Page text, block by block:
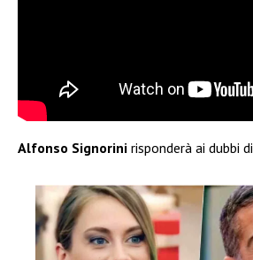
Alfonso Signorini risponderà ai dubbi di